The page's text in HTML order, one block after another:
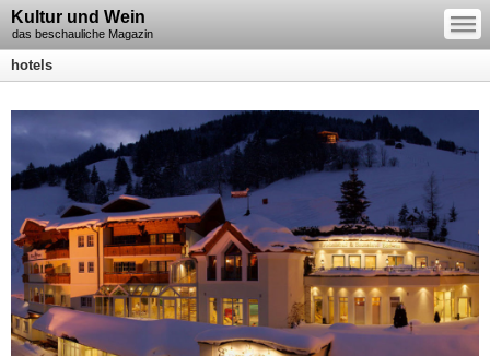
Kultur und Wein
das beschauliche Magazin
—
—
—
hotels